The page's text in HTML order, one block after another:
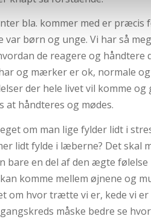
bla. kommer med er præcis
var børn og unge. Vi har så
de reagere og håndtere
og mærker er ok, normale
der hele livet vil komme og
håndteres og mødes.
om man lige fylder lidt i
lidt fylde i læberne? Det skal
bare en del af den ægte
komme mellem øjnene og
om hvor trætte vi er, kede vi
måske bedre se